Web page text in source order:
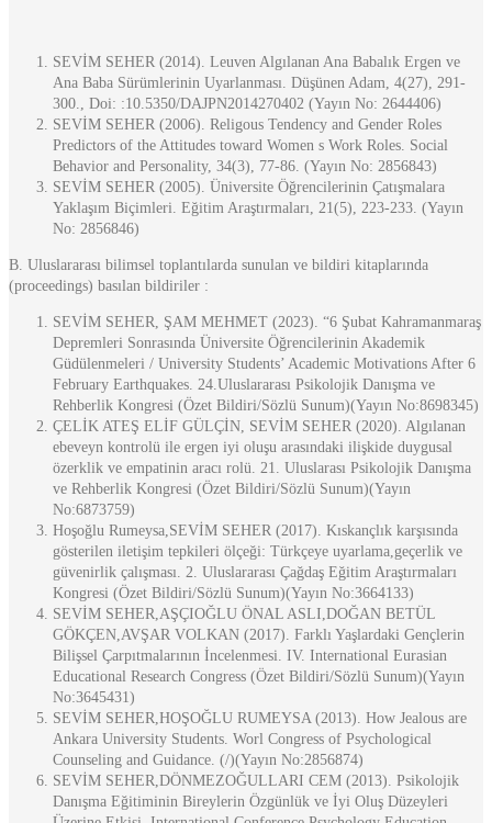
SEVİM SEHER (2014). Leuven Algılanan Ana Babalık Ergen ve
Ana Baba Sürümlerinin Uyarlanması. Düşünen Adam, 4(27), 291-
300., Doi: :10.5350/DAJPN2014270402 (Yayın No: 2644406)
SEVİM SEHER (2006). Religous Tendency and Gender Roles
Predictors of the Attitudes toward Women s Work Roles. Social
Behavior and Personality, 34(3), 77-86. (Yayın No: 2856843)
SEVİM SEHER (2005). Üniversite Öğrencilerinin Çatışmalara
Yaklaşım Biçimleri. Eğitim Araştırmaları, 21(5), 223-233. (Yayın
No: 2856846)
B. Uluslararası bilimsel toplantılarda sunulan ve bildiri kitaplarında
(proceedings) basılan bildiriler :
SEVİM SEHER, ŞAM MEHMET (2023). “6 Şubat Kahramanmaraş
Depremleri Sonrasında Üniversite Öğrencilerinin Akademik
Güdülenmeleri / University Students’ Academic Motivations After 6
February Earthquakes. 24.Uluslararası Psikolojik Danışma ve
Rehberlik Kongresi (Özet Bildiri/Sözlü Sunum)(Yayın No:8698345)
ÇELİK ATEŞ ELİF GÜLÇİN, SEVİM SEHER (2020). Algılanan
ebeveyn kontrolü ile ergen iyi oluşu arasındaki ilişkide duygusal
özerklik ve empatinin aracı rolü. 21. Uluslarası Psikolojik Danışma
ve Rehberlik Kongresi (Özet Bildiri/Sözlü Sunum)(Yayın
No:6873759)
Hoşoğlu Rumeysa,SEVİM SEHER (2017). Kıskançlık karşısında
gösterilen iletişim tepkileri ölçeği: Türkçeye uyarlama,geçerlik ve
güvenirlik çalışması. 2. Uluslararası Çağdaş Eğitim Araştırmaları
Kongresi (Özet Bildiri/Sözlü Sunum)(Yayın No:3664133)
SEVİM SEHER,AŞÇIOĞLU ÖNAL ASLI,DOĞAN BETÜL
GÖKÇEN,AVŞAR VOLKAN (2017). Farklı Yaşlardaki Gençlerin
Bilişsel Çarpıtmalarının İncelenmesi. IV. International Eurasian
Educational Research Congress (Özet Bildiri/Sözlü Sunum)(Yayın
No:3645431)
SEVİM SEHER,HOŞOĞLU RUMEYSA (2013). How Jealous are
Ankara University Students. Worl Congress of Psychological
Counseling and Guidance. (/)(Yayın No:2856874)
SEVİM SEHER,DÖNMEZOĞULLARI CEM (2013). Psikolojik
Danışma Eğitiminin Bireylerin Özgünlük ve İyi Oluş Düzeyleri